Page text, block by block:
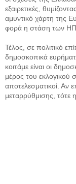
εξαιρετικές,
αμυντικό χάρτη της
φορά η στάση των ΗΠΑ
Τέλος, σε πολιτικό
δημοσκοπικά
κοιτάμε είναι οι
μέρος του εκλογικού
αποτελεσματικοί. Αν
μεταρρύθμισης, τότε